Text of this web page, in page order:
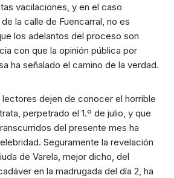
vacilaciones, y en el caso
la calle de Fuencarral, no es
los adelantos del proceso son
con que la opinión pública por
ha señalado el camino de la verdad.
dejen de conocer el horrible
perpetrado el 1.º de julio, y que
del presente mes ha
Seguramente la revelación
de Varela, mejor dicho, del
en la madrugada del día 2, ha